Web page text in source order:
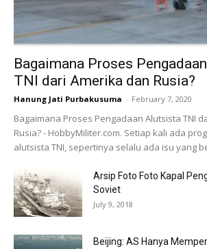
Bagaimana Proses
TNI dari Amerika dan Rusia?
Hanung Jati Purbakusuma - February 7, 2020
Bagaimana Proses Pengadaan Alutsista TNI
Rusia? - HobbyMiliter.com. Setiap kali ada
alutsista TNI, sepertinya selalu ada isu yang
Arsip Foto Foto Kapal
Soviet
July 9, 2018
Beijing: AS Hanya